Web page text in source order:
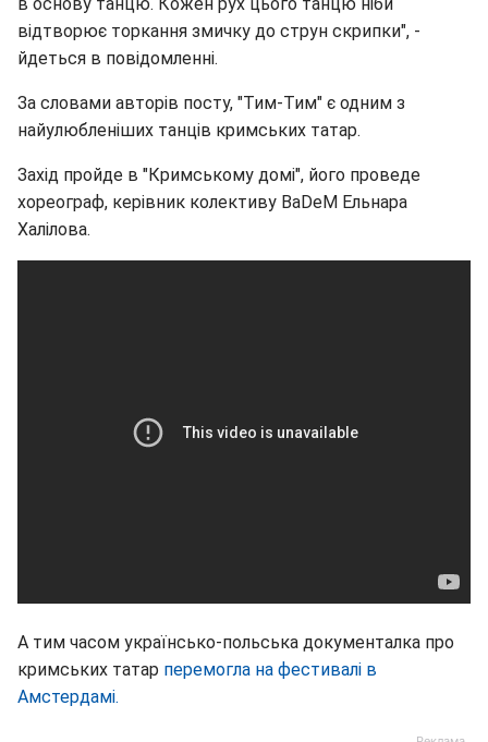
відтворює торкання змичку до струн скрипки", -
йдеться в повідомленні.
За словами авторів посту, "Тим-Тим" є одним з
найулюбленіших танців кримських татар.
Захід пройде в "Кримському домі", його проведе
хореограф, керівник колективу BaDeM Ельнара
Халілова.
А тим часом українсько-польська документалка про
кримських татар перемогла на фестивалі в
Амстердамі.